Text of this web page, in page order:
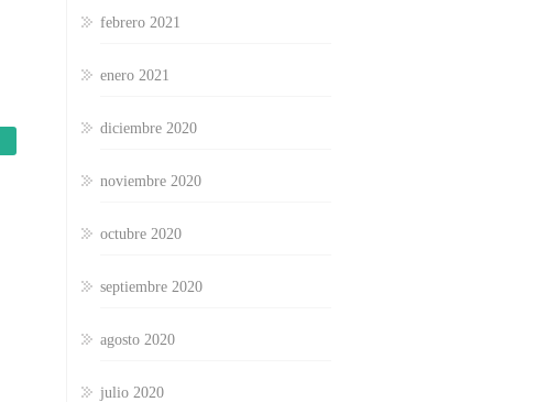
febrero 2021
enero 2021
diciembre 2020
noviembre 2020
octubre 2020
septiembre 2020
agosto 2020
julio 2020